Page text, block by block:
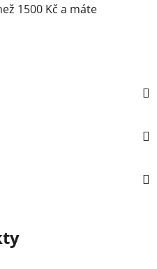
1500 Kč a máte